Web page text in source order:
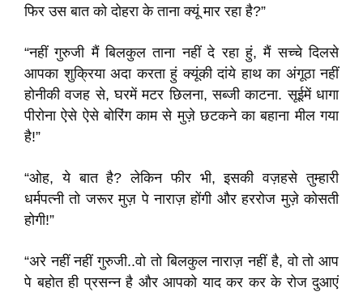
फिर उस बात को दोहरा के ताना क्यूं मार रहा है?”
“नहीं गुरुजी मैं बिलकुल ताना नहीं दे रहा हुं, मैं सच्चे दिलसे
आपका शुक्रिया अदा करता हुं क्यूंकी दांये हाथ का अंगूठा नहीं
होनीकी वजह से, घरमें मटर छिलना, सब्जी काटना. सूईमें धागा
पीरोना ऐसे ऐसे बोरिंग काम से मुज़े छटकने का बहाना मील गया
है!”
“ओह, ये बात है? लेकिन फीर भी, इसकी वज़हसे तुम्हारी
धर्मपत्नी तो जरूर मुज़ पे नाराज़ होंगी और हररोज मुज़े कोसती
होगी!”
“अरे नहीं नहीं गुरुजी..वो तो बिलकुल नाराज़ नहीं है, वो तो आप
पे बहोत ही प्रसन्न है और आपको याद कर कर के रोज दुआएं